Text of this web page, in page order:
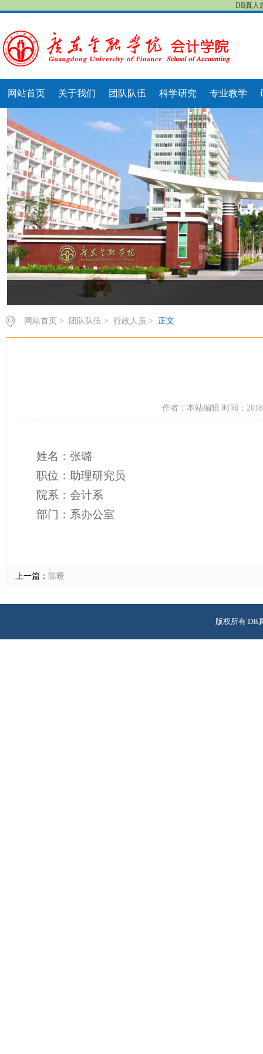
DB真人
网站首页 关于我们 团队队伍 科学研究 专业教学
网站首页 > 团队队伍 > 行政人员 > 正文
作者：本站编辑 时间：
姓名：张璐
职位：助理研究员
院系：会计系
部门：系办公室
上一篇： 陈暖
版权所有 DB